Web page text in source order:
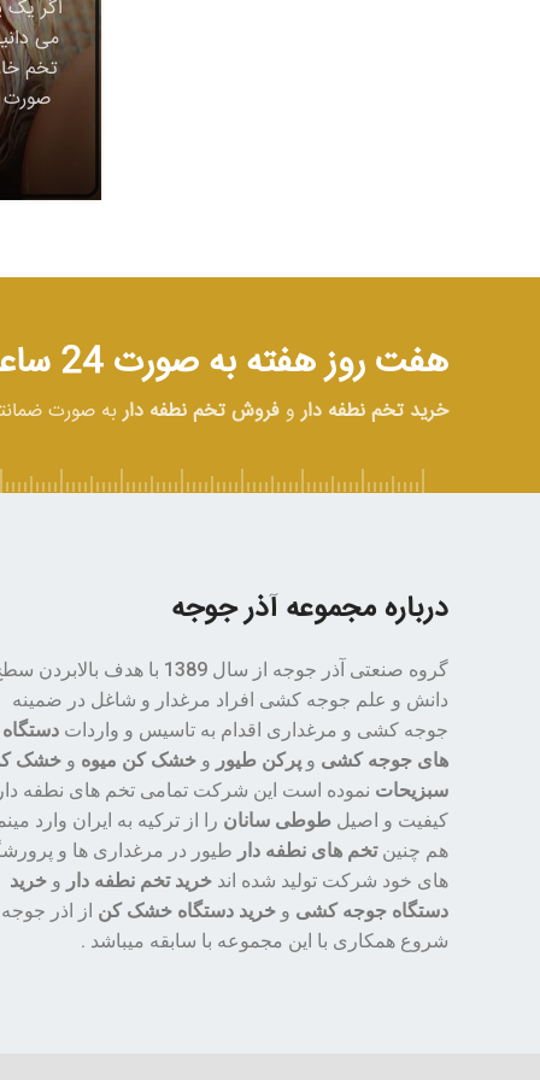
اگر یک
می
تخم
صورت
هفت روز هفته به صورت 24 ساعته در خدمت شما هستیم
خرید تخم نطفه دار و فروش تخم نطفه دار به صورت
درباره مجموعه آذر جوجه
گروه صنعتی آذر جوجه از سال 1389 با هدف بالابردن
دانش و علم جوجه کشی افراد مرغدار و شاغل در ضمینه
جوجه کشی و مرغداری اقدام به تاسیس و واردات دستگاه
های جوجه کشی و پرکن طیور و خشک کن میوه و خشک
سبزیحات نموده است این شرکت تمامی تخم های نطفه دار
کیفیت و اصیل طوطی سانان را از ترکیه به ایران وارد
هم چنینتخم های نطفه دار طیور در مرغداری ها و
های خود شرکت تولید شده اند خرید تخم نطفه دار و خرید
دستگاه جوجه کشی و خرید دستگاه خشک کن از اذر جوجه
شروع همکاری با این مجموعه با سابقه میباشد .